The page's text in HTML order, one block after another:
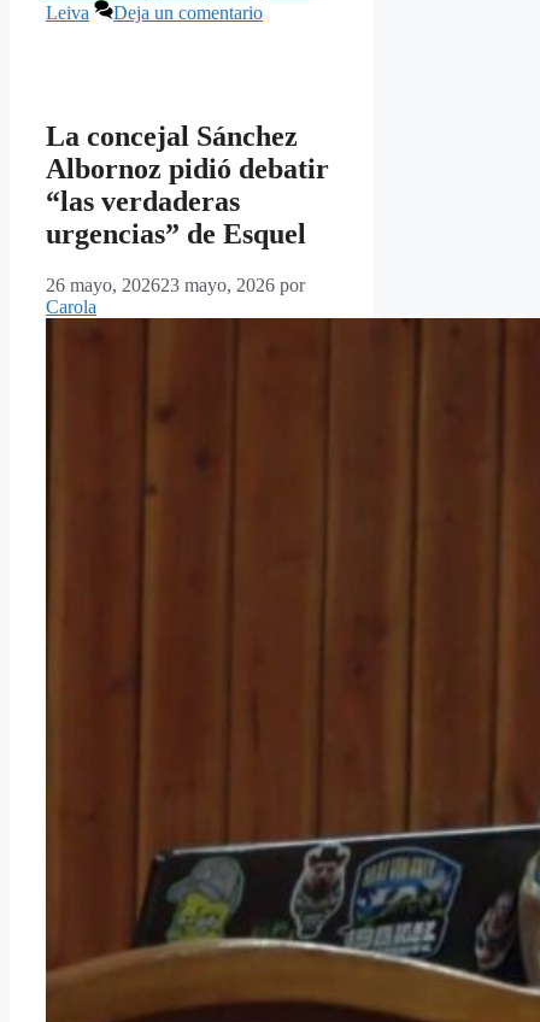
Leiva
Deja un comentario
La concejal Sánchez
Albornoz pidió debatir
“las verdaderas
urgencias” de Esquel
26 mayo, 202623 mayo, 2026 por
Carola